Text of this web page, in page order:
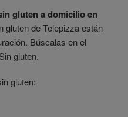
gluten a domicilio en
gluten de Telepizza están
Búscalas en el
gluten.
gluten: